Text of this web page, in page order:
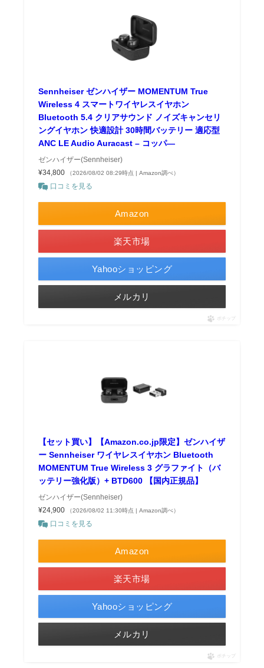
Sennheiser ゼンハイザー MOMENTUM True
Wireless 4 スマートワイヤレスイヤホン
Bluetooth 5.4 クリアサウンド ノイズキャンセリ
ングイヤホン 快適設計 30時間バッテリー 適応型
ANC LE Audio Auracast – コッパ―
ゼンハイザー(Sennheiser)
¥34,800
（2026/08/02 08:29時点 | Amazon調べ）
口コミを見る
Amazon
楽天市場
Yahooショッピング
メルカリ
ポチップ
【セット買い】【Amazon.co.jp限定】ゼンハイザ
ー Sennheiser ワイヤレスイヤホン Bluetooth
MOMENTUM True Wireless 3 グラファイト（バ
ッテリー強化版）+ BTD600 【国内正規品】
ゼンハイザー(Sennheiser)
¥24,900
（2026/08/02 11:30時点 | Amazon調べ）
口コミを見る
Amazon
楽天市場
Yahooショッピング
メルカリ
ポチップ